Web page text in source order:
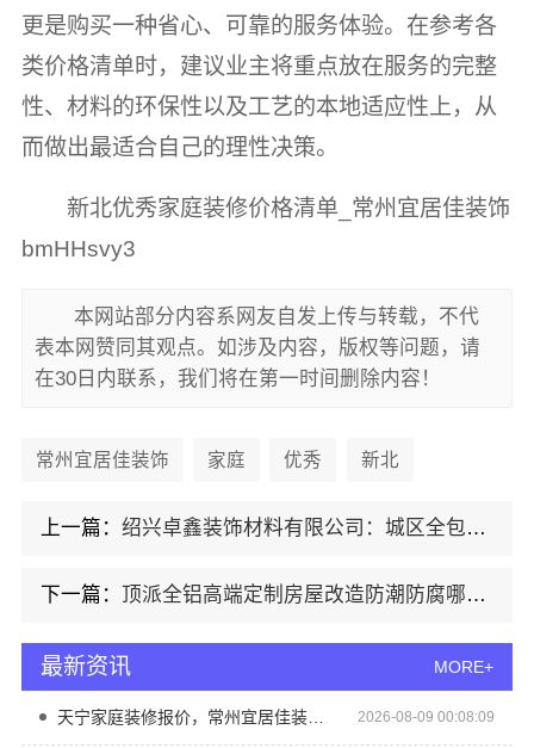
更是购买一种省心、可靠的服务体验。在参考各
类价格清单时，建议业主将重点放在服务的完整
性、材料的环保性以及工艺的本地适应性上，从
而做出最适合自己的理性决策。
新北优秀家庭装修价格清单_常州宜居佳装饰
bmHHsvy3
本网站部分内容系网友自发上传与转载，不代
表本网赞同其观点。如涉及内容，版权等问题，请
在30日内联系，我们将在第一时间删除内容！
常州宜居佳装饰 家庭 优秀 新北
上一篇：绍兴卓鑫装饰材料有限公司：城区全包详细报价
下一篇： 顶派全铝高端定制房屋改造防潮防腐哪家实惠
最新资讯 MORE+
天宁家庭装修报价，常州宜居佳装饰工程有限公司透明无增项 2026-08-09 00:08:09